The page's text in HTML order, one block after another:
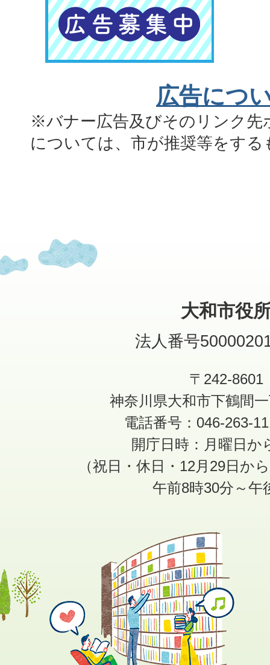
広告につ
※バナー広告及びそのリンク先
については、市が推奨等をす
大和市役
法人番号
〒242-8601
神奈川県大和市下鶴間
電話番号：046-263-
開庁日時：月曜日か
（祝日・休日・12月29日か
午前8時30分～午